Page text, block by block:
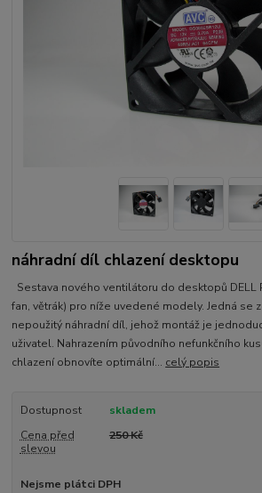
náhradní díl chlazení desktopu
Sestava nového ventilátoru do desktopů DELL
fan, větrák) pro níže uvedené modely. Jedná se
nepoužitý náhradní díl, jehož montáž je
uživatel. Nahrazením původního nefunkčního
chlazení obnovíte optimální... celý popis
Dostupnost
skladem
Cena před
slevou
250 Kč
Nejsme plátci DPH